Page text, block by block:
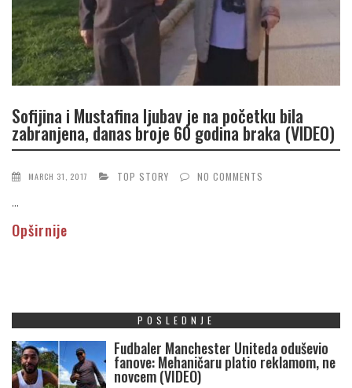
Sofijina i Mustafina ljubav je na početku bila
zabranjena, danas broje 60 godina braka (VIDEO)
MARCH 31, 2017 TOP STORY NO COMMENTS
...
Opširnije
POSLEDNJE
Fudbaler Manchester Uniteda oduševio
fanove: Mehaničaru platio reklamom, ne
novcem (VIDEO)